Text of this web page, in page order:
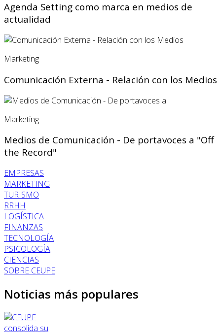
Agenda Setting como marca en medios de
actualidad
Marketing
Comunicación Externa - Relación con los Medios
Marketing
Medios de Comunicación - De portavoces a "Off
the Record"
EMPRESAS
MARKETING
TURISMO
RRHH
LOGÍSTICA
FINANZAS
TECNOLOGÍA
PSICOLOGÍA
CIENCIAS
SOBRE CEUPE
Noticias más populares